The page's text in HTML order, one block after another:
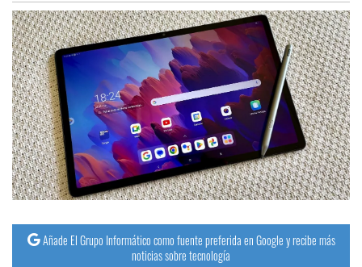
Plataformas
streaming
Operadores
Trucos
y
Tutoriales
Ciberseguridad
Añade El Grupo Informático como fuente preferida en Google y recibe más
noticias sobre tecnología